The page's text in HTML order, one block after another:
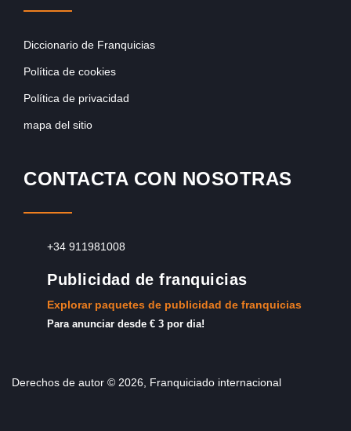
Diccionario de Franquicias
Política de cookies
Política de privacidad
mapa del sitio
CONTACTA CON NOSOTRAS
+34 911981008
Publicidad de franquicias
Explorar paquetes de publicidad de franquicias
Para anunciar desde € 3 por dia!
Derechos de autor © 2026, Franquiciado internacional